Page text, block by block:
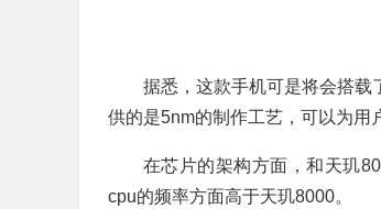
据悉，这款手机可是将会搭载
供的是5nm的制作工艺，可以为用
在芯片的架构方面，和天玑
cpu的频率方面高于天玑8000。